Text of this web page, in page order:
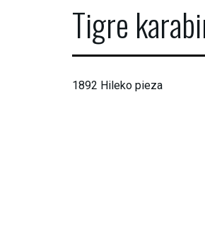
Tigre
1892 Hileko pieza